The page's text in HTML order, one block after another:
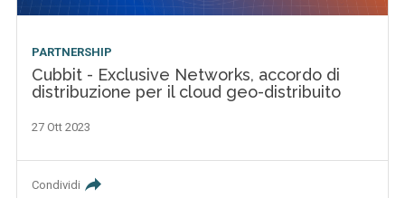
PARTNERSHIP
Cubbit - Exclusive Networks, accordo di
distribuzione per il cloud geo-distribuito
27 Ott 2023
Condividi